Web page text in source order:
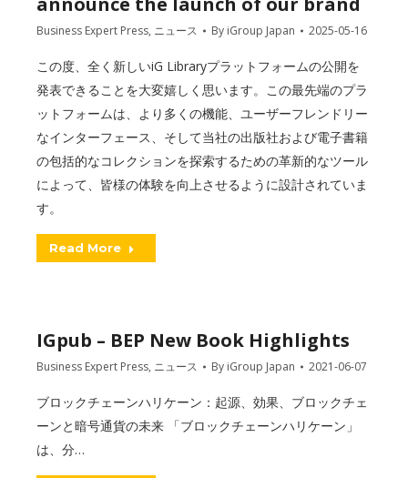
Business Expert Press, ニュース By iGroup Japan 2025-05-16
この度、全く新しいiG Libraryプラットフォームの公開を
発表できることを大変嬉しく思います。この最先端のプラ
ットフォームは、より多くの機能、ユーザーフレンドリー
なインターフェース、そして当社の出版社および電子書籍
の包括的なコレクションを探索するための革新的なツール
によって、皆様の体験を向上させるように設計されていま
す。
Read More
IGpub – BEP New Book Highlights
Business Expert Press, ニュース By iGroup Japan 2021-06-07
ブロックチェーンハリケーン：起源、効果、ブロックチェ
ーンと暗号通貨の未来 「ブロックチェーンハリケーン」
は、分…